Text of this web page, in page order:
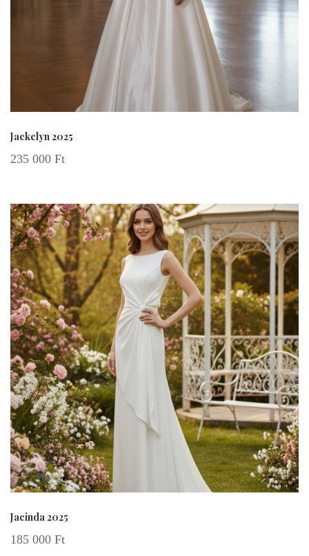
Jackelyn 2025
235 000 Ft
Jacinda 2025
185 000 Ft